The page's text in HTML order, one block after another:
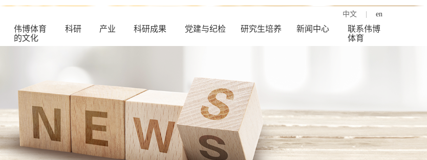
伟博体育
的文化
科研 产业 科研成果 党建与纪检 研究生培养 新闻中心
联系伟博
体育
中文 en